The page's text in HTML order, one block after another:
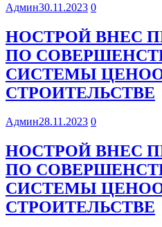
Админ30.11.2023 0
НОСТРОЙ ВНЕС
ПО
СИСТЕМЫ
СТРОИТЕЛЬСТВЕ
Админ28.11.2023 0
НОСТРОЙ ВНЕС
ПО
СИСТЕМЫ
СТРОИТЕЛЬСТВЕ